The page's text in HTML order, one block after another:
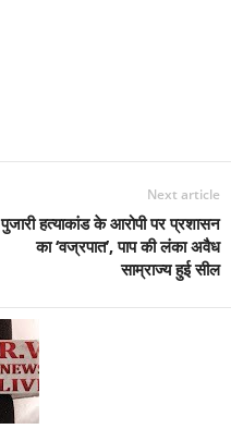
Next article
पुजारी हत्याकांड के आरोपी पर प्रशासन
का ‘वज्रपात’, पाप की लंका अवैध
साम्राज्य हुई सील